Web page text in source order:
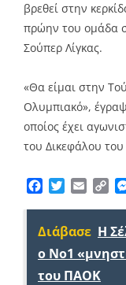
βρεθεί στην
πρώην του ομάδα
Σούπερ Λίγκας.
«Θα είμαι στην
Ολυμπιακό»,
οποίος έχει
του Δικεφάλου
Facebook
TwitterEmail
Διάβασε Η
ο Νο1
του ΠΑΟΚ